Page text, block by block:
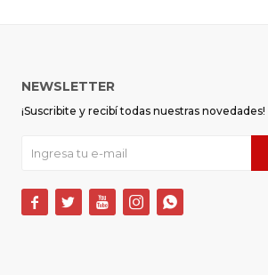
NEWSLETTER
¡Suscribite y recibí todas nuestras novedades!
    